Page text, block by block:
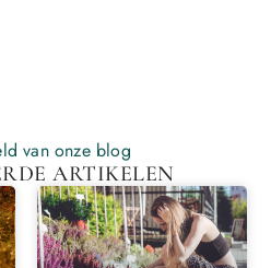
van onze blog
ARTIKELEN